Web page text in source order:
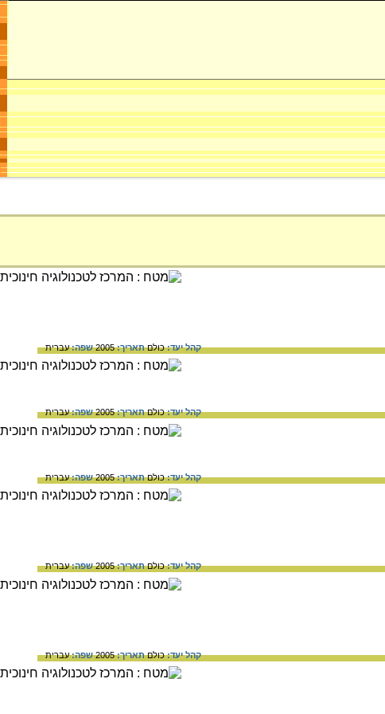
קהל יעד:כולםתאריך:2005 שפה:עברית
קהל יעד:כולםתאריך:2005 שפה:עברית
קהל יעד:כולםתאריך:2005 שפה:עברית
קהל יעד:כולםתאריך:2005 שפה:עברית
קהל יעד:כולםתאריך:2005 שפה:עברית